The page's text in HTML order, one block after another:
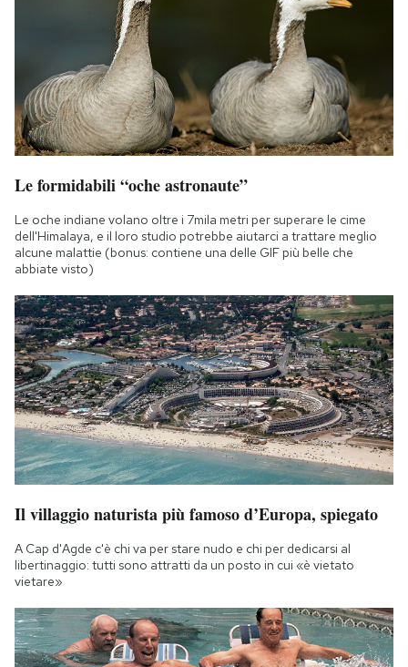
Le formidabili “oche astronaute”
Le oche indiane volano oltre i 7mila metri per superare le cime
dell'Himalaya, e il loro studio potrebbe aiutarci a trattare meglio
alcune malattie (bonus: contiene una delle GIF più belle che
abbiate visto)
Il villaggio naturista più famoso d’Europa, spiegato
A Cap d'Agde c'è chi va per stare nudo e chi per dedicarsi al
libertinaggio: tutti sono attratti da un posto in cui «è vietato
vietare»